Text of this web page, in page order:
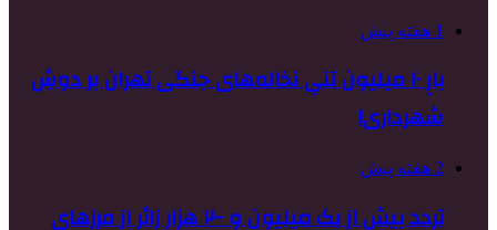
1 هفته پیش
بارِ ۱۰ میلیون تنیِ نخاله‌های جنگی تهران بر دوشِ
شهرداری!
2 هفته پیش
تردد بیش از یک میلیون و ۲۰۰ هزار زائر از مرزهای